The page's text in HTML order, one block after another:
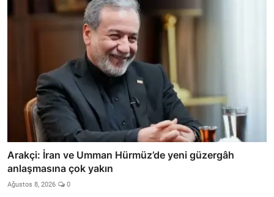
Arakçi: İran ve Umman Hürmüz’de yeni güzergâh
anlaşmasına çok yakın
Ağustos 8, 2026 0